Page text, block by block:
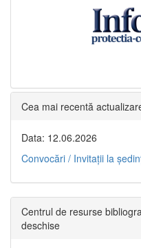
Cea mai recentă
Data: 12.06.2026
Convocări / Invitaţii la
Centrul de resurse
deschise